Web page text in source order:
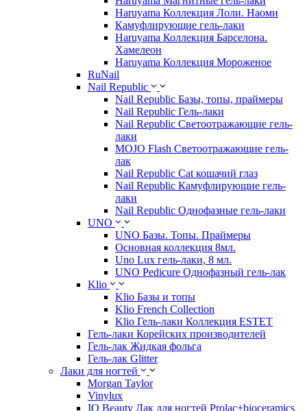
Haruyama Коллекция Лоли. Наоми
Камуфлирующие гель-лаки
Haruyama Коллекция Барселона.
Хамелеон
Haruyama Коллекция Мороженое
RuNail
Nail Republic
Nail Republic Базы, топы, праймеры
Nail Republic Гель-лаки
Nail Republic Светоотражающие гель-
лаки
MOJO Flash Светоотражающие гель-
лак
Nail Republic Cat кошачий глаз
Nail Republic Камуфлирующие гель-
лаки
Nail Republic Однофазные гель-лаки
UNO
UNO Базы. Топы. Праймеры
Основная коллекция 8мл.
Uno Lux гель-лаки, 8 мл.
UNO Pedicure Однофазный гель-лак
Klio
Klio Базы и топы
Klio French Collection
Klio Гель-лаки Коллекция ESTET
Гель-лаки Корейских производителей
Гель-лак Жидкая фольга
Гель-лак Glitter
Лаки для ногтей
Morgan Taylor
Vinylux
IQ Beauty Лак для ногтей Prolac+bioceramics